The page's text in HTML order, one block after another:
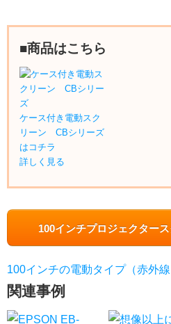
■商品はこちら
ケース付き電動スク
リーン CBシリーズ
はコチラ
詳しく見る
100インチプロジェクター
100インチの電動タイプ（赤外
関連事例